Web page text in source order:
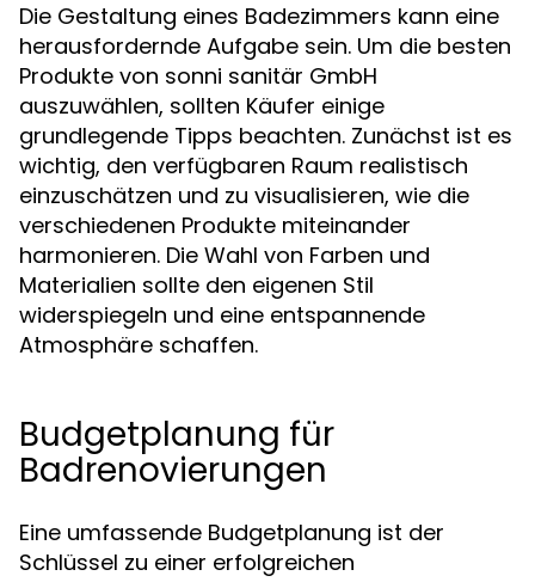
Die Gestaltung eines Badezimmers kann eine
herausfordernde Aufgabe sein. Um die besten
Produkte von sonni sanitär GmbH
auszuwählen, sollten Käufer einige
grundlegende Tipps beachten. Zunächst ist es
wichtig, den verfügbaren Raum realistisch
einzuschätzen und zu visualisieren, wie die
verschiedenen Produkte miteinander
harmonieren. Die Wahl von Farben und
Materialien sollte den eigenen Stil
widerspiegeln und eine entspannende
Atmosphäre schaffen.
Budgetplanung für
Badrenovierungen
Eine umfassende Budgetplanung ist der
Schlüssel zu einer erfolgreichen